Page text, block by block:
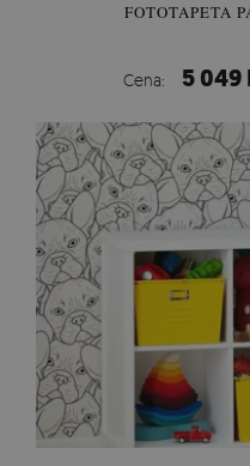
FOTOTAPETA
Cena: 5 049